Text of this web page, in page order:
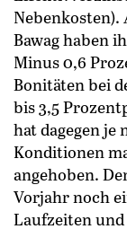
Bawag haben
Minus 0,6
Bonitäten bei
bis 3,5
hat dagegen je
Konditionen
angehoben.
Vorjahr noch
Laufzeiten